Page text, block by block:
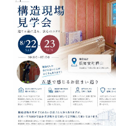
全国の展示場
北海道
札幌
東北
お近くのイベント
北海道
札幌
札幌
小樽
東北